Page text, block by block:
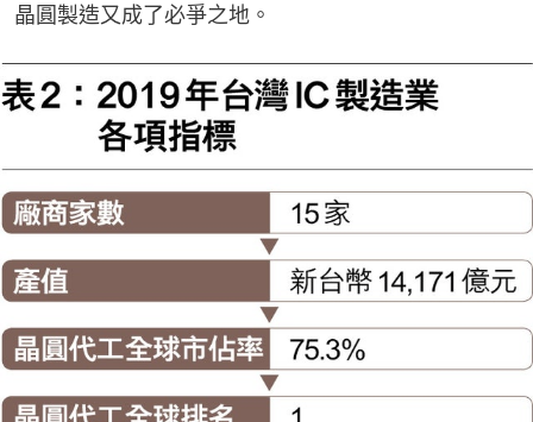
晶圓製造又成了必爭之地。